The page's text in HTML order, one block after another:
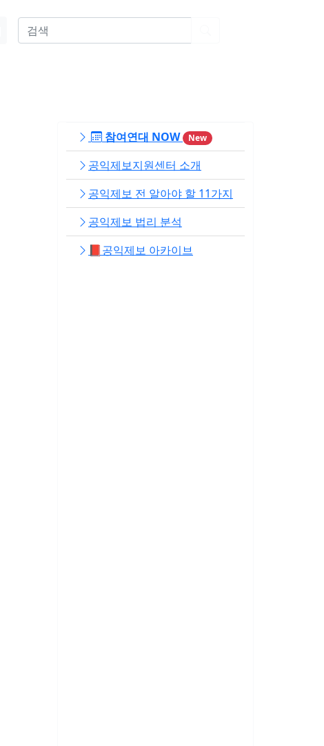
참여연대 NOW New
공익제보지원센터 소개
공익제보 전 알아야 할 11가지
공익제보 법리 분석
📕공익제보 아카이브